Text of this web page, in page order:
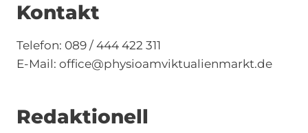
Kontakt
Telefon: 089 / 444 422 311
E-Mail: office@physioamviktualienmarkt.de
Redaktionell